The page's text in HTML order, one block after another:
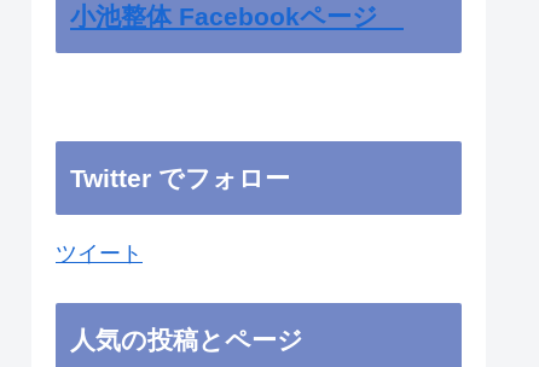
小池整体 Facebookページ
Twitter でフォロー
ツイート
人気の投稿とページ